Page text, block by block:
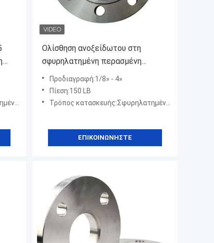
Ολίσθηση ανοξείδωτου στη
σφυρηλατημένη περασμένη
κλωστή θέαμα φλάντζα ASTM
A694 F60 RF σωλήνων
Προδιαγραφή:1/8» - 4»
Πίεση:150 LB
Τρόπος κατασκευής:Σφυρηλατημένο κομμάτι
ΕΠΙΚΟΙΝΩΝΉΣΤΕ